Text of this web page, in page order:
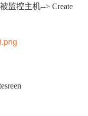
监控主机--> Create